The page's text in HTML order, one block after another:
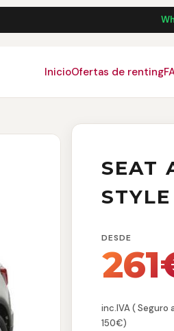
InicioOfertas de renting
SEAT
DESDE
inc.IVA ( Seguro
150€)